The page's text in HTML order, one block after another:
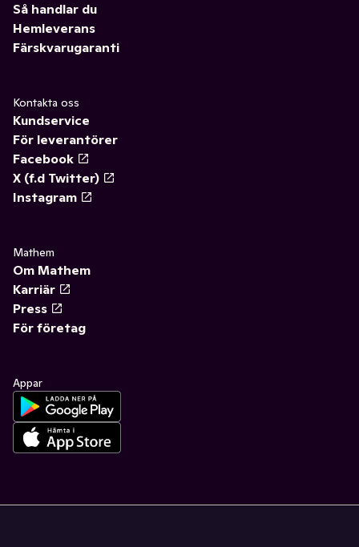
Så handlar du
Hemleverans
Färskvarugaranti
Kontakta oss
Kundservice
För leverantörer
Facebook
X (f.d Twitter)
Instagram
Mathem
Om Mathem
Karriär
Press
För företag
Appar